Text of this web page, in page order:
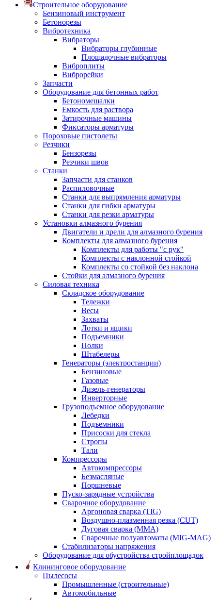
Строительное оборудование
Бензиновый инструмент
Бетонорезы
Вибротехника
Вибраторы
Вибраторы глубинные
Площадочные вибраторы
Виброплиты
Виброрейки
Запчасти
Оборудование для бетонных работ
Бетономешалки
Емкость для раствора
Затирочные машины
Фиксаторы арматуры
Пороховые пистолеты
Резчики
Бензорезы
Резчики швов
Станки
Запчасти для станков
Распиловочные
Станки для выпрямления арматуры
Станки для гибки арматуры
Станки для резки арматуры
Установки алмазного бурения
Двигатели и дрели для алмазного бурения
Комплекты для алмазного бурения
Комплекты для работы "с рук"
Комплекты с наклонной стойкой
Комплекты со стойкой без наклона
Стойки для алмазного бурения
Силовая техника
Складское оборудование
Тележки
Весы
Захваты
Лотки и ящики
Подъемники
Полки
Штабелеры
Генераторы (электростанции)
Бензиновые
Газовые
Дизель-генераторы
Инверторные
Грузоподъемное оборудование
Лебедки
Подъемники
Присоски для стекла
Стропы
Тали
Компрессоры
Автокомпрессоры
Безмасляные
Поршневые
Пуско-зарядные устройства
Сварочное оборудование
Аргоновая сварка (TIG)
Воздушно-плазменная резка (CUT)
Дуговая сварка (ММА)
Сварочные полуавтоматы (MIG-MAG)
Стабилизаторы напряжения
Оборудование для обустройства стройплощадок
Клининговое оборудование
Пылесосы
Промышленные (строительные)
Автомобильные